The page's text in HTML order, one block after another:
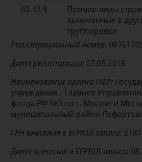
65.12.9
Прочие виды
включенные в
группировки
Регистрационный номер:
Дата регистрации: 07.05.2018
Наименование органа ПФР:
учреждение - Главное
фонда РФ №3 по г. Москве и
муниципальный район
ГРН внесения в ЕГРЮЛ записи:
Дата внесения в ЕГРЮЛ записи: